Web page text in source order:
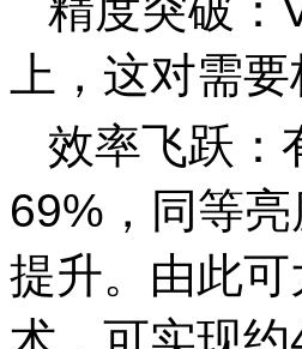
上，这对需
效率飞跃：
69%，同等
提升。由此